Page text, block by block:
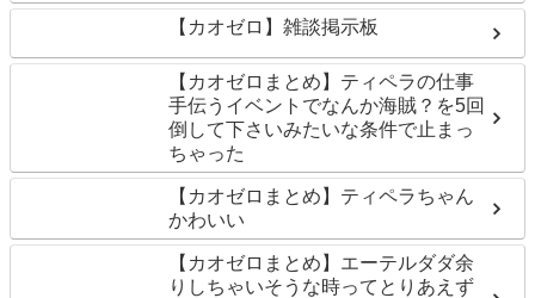
【カオゼロ】雑談掲示板
【カオゼロまとめ】ティペラの仕事
手伝うイベントでなんか海賊？を5回
倒して下さいみたいな条件で止まっ
ちゃった
【カオゼロまとめ】ティペラちゃん
かわいい
【カオゼロまとめ】エーテルダダ余
りしちゃいそうな時ってとりあえず